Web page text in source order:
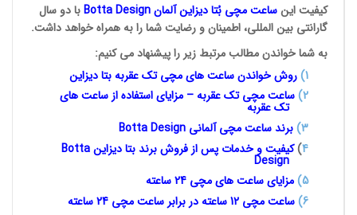
کیفیت اینساعت مچی بُتادیزاین آلمانBotta Designبا دو سال
گارانتی بین المللی، اطمینان و رضایت شما را به همراه خواهد داشت.
به شما خواندن مطالب مرتبط زیر را پیشنهاد می کنیم:
1
)روش خواندن ساعت های مچی تکعقربه بتا دیزاین
2) ساعت مچی تک عقربه – مزایای استفاده از ساعت های
تک عقربه
3
)برند ساعت مچی آلمانی Botta Design
4
)کیفیت و خدمات پس از فروش برند بتا دیزاینBotta
Design
5) مزایای ساعت های مچی 24
ساعته
6) ساعت مچی 12 ساعته در برابر ساعت
مچی 24 ساعته